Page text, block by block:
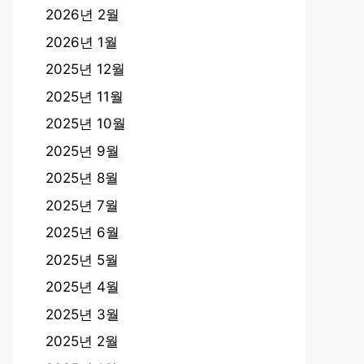
2026년 2월
2026년 1월
2025년 12월
2025년 11월
2025년 10월
2025년 9월
2025년 8월
2025년 7월
2025년 6월
2025년 5월
2025년 4월
2025년 3월
2025년 2월